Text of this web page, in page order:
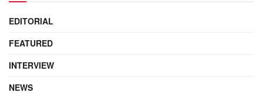
EDITORIAL
FEATURED
INTERVIEW
NEWS